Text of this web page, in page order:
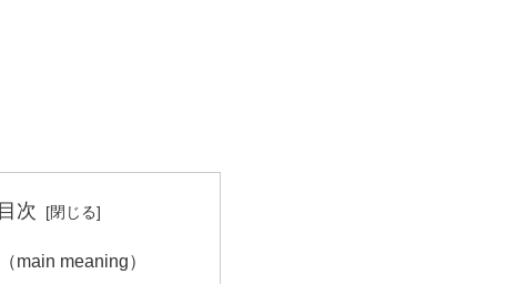
目次
main meaning）